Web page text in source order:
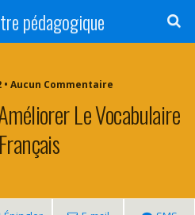
pédagogique
• Aucun Commentaire
Le Vocabulaire